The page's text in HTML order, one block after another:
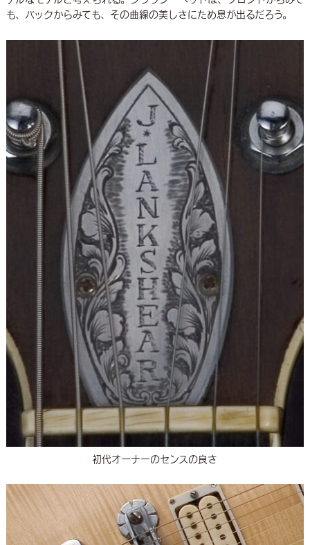
も、バックからみても、その曲線の美しさにため息が出るだろう。
初代オーナーのセンスの良さ